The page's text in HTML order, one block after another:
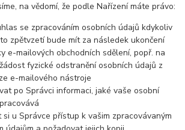
na vědomí, že podle Nařízení máte právo:
se zpracováním osobních údajů kdykoliv
zpětvzetí bude mít za následekukončení
e-mailových obchodních sdělení, popř. na
fyzické odstranění osobních údajů z
e-mailového nástroje
po Správci informaci, jaké vaše osobní
si u Správce přístup k vašim zpracovávaným